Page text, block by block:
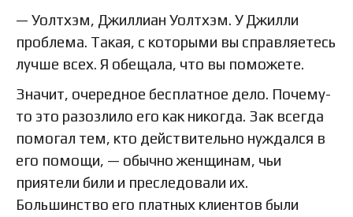
— Уолтхэм, Джиллиан Уолтхэм. У Джилли
проблема. Такая, с которыми вы справляетесь
лучше всех. Я обещала, что вы поможете.
Значит, очередное бесплатное дело. Почему-
то это разозлило его как никогда. Зак всегда
помогал тем, кто действительно нуждался в
его помощи, — обычно женщинам, чьи
приятели били и преследовали их.
Большинство его платных клиентов были